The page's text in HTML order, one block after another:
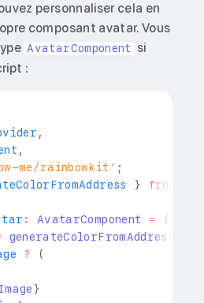
personnaliser cela en
composant avatar. Vous
AvatarComponent
si
:
,
,
me/rainbowkit' ;
} from
: AvatarComponent = (
generateColorFromAddress
?
(
}